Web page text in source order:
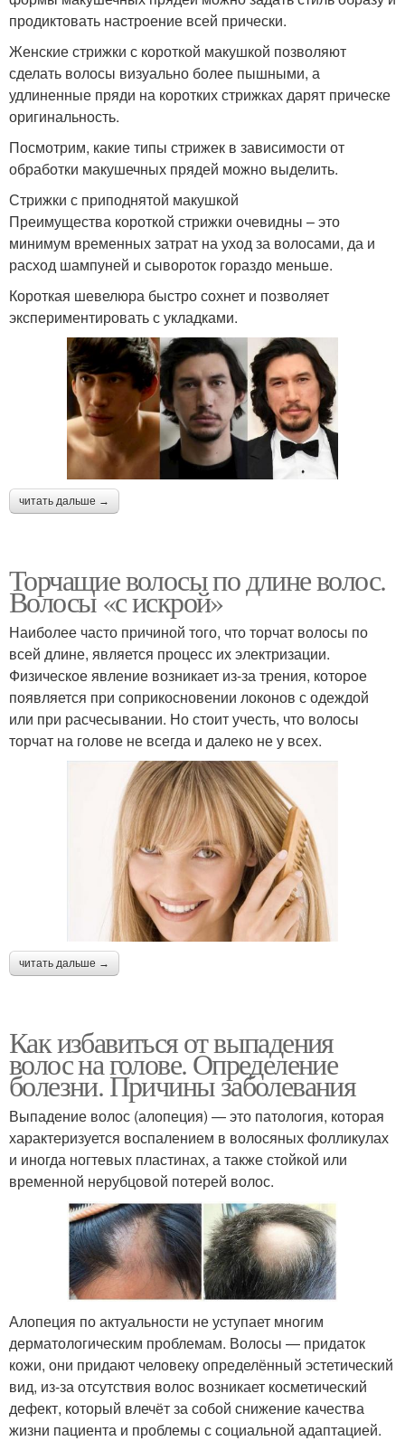
продиктовать настроение всей прически.
Женские стрижки с короткой макушкой позволяют
сделать волосы визуально более пышными, а
удлиненные пряди на коротких стрижках дарят прическе
оригинальность.
Посмотрим, какие типы стрижек в зависимости от
обработки макушечных прядей можно выделить.
Стрижки с приподнятой макушкой
Преимущества короткой стрижки очевидны – это
минимум временных затрат на уход за волосами, да и
расход шампуней и сывороток гораздо меньше.
Короткая шевелюра быстро сохнет и позволяет
экспериментировать с укладками.
читать дальше →
Торчащие волосы по длине волос.
Волосы «с искрой»
Наиболее часто причиной того, что торчат волосы по
всей длине, является процесс их электризации.
Физическое явление возникает из-за трения, которое
появляется при соприкосновении локонов с одеждой
или при расчесывании. Но стоит учесть, что волосы
торчат на голове не всегда и далеко не у всех.
читать дальше →
Как избавиться от выпадения
волос на голове. Определение
болезни. Причины заболевания
Выпадение волос (алопеция) — это патология, которая
характеризуется воспалением в волосяных фолликулах
и иногда ногтевых пластинах, а также стойкой или
временной нерубцовой потерей волос.
Алопеция по актуальности не уступает многим
дерматологическим проблемам. Волосы — придаток
кожи, они придают человеку определённый эстетический
вид, из-за отсутствия волос возникает косметический
дефект, который влечёт за собой снижение качества
жизни пациента и проблемы с социальной адаптацией.